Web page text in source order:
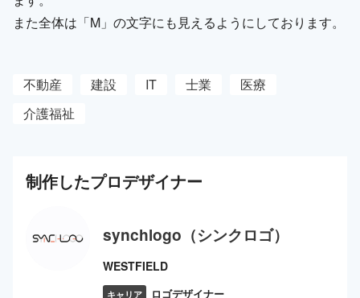
また全体は「M」の文字にも見えるようにしております。
不動産 建設 IT 士業
医療
介護福祉
制作したプロデザイナー
synchlogo（シンクロゴ）
WESTFIELD
キャリア ロゴデザイナー